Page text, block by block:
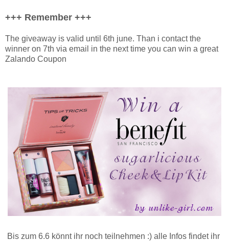
+++ Remember +++
The giveaway is valid until 6th june. Than i contact the
winner on 7th via email in the next time you can win a great
Zalando Coupon
Bis zum 6.6 könnt ihr noch teilnehmen :) alle Infos findet ihr